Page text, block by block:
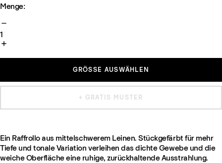
Menge:
1
GRÖSSE AUSWÄHLEN
+ GRATIS MUSTER
Ein Raffrollo aus mittelschwerem Leinen. Stückgefärbt für mehr
Tiefe und tonale Variation verleihen das dichte Gewebe und die
weiche Oberfläche eine ruhige, zurückhaltende Ausstrahlung.